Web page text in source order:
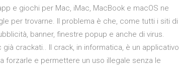
e giochi per Mac, iMac, MacBook e macOS ne
per trovarne. Il problema è che, come tutti i siti di
banner, finestre popup e anche di virus.
crackati.. Il crack, in informatica, è un applicativo
forzarle e permettere un uso illegale senza le